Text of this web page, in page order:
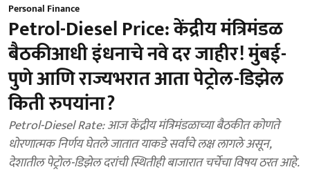
Personal Finance
Petrol-Diesel Price: केंद्रीय मंत्रिमंडळ
बैठकीआधी इंधनाचे नवे दर जाहीर! मुंबई-
पुणे आणि राज्यभरात आता पेट्रोल-डिझेल
किती रुपयांना?
Petrol-Diesel Rate: आज केंद्रीय मंत्रिमंडळाच्या बैठकीत कोणते
धोरणात्मक निर्णय घेतले जातात याकडे सर्वांचे लक्ष लागले असून,
देशातील पेट्रोल-डिझेल दरांची स्थितीही बाजारात चर्चेचा विषय ठरत आहे.